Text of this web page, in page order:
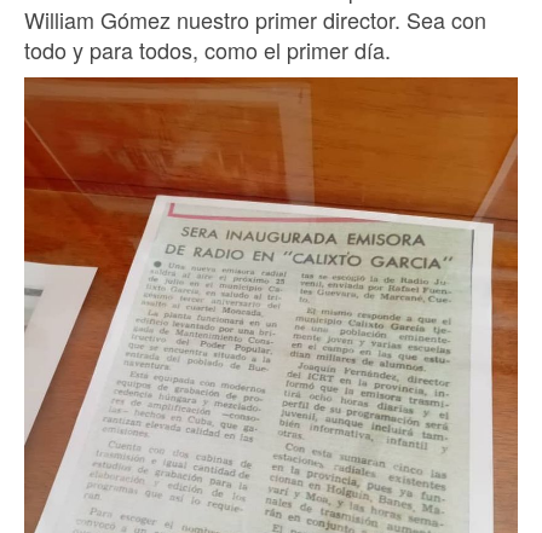
William Gómez nuestro primer director. Sea con
todo y para todos, como el primer día.